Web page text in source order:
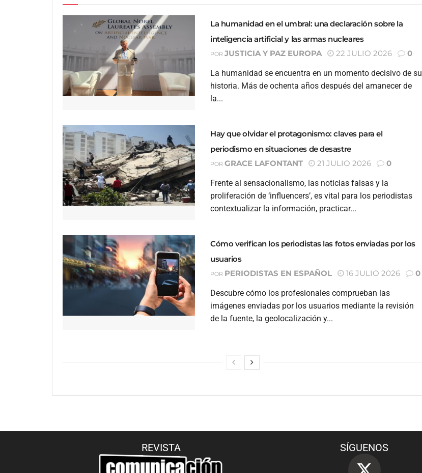
La humanidad en el umbral: una declaración sobre la
inteligencia artificial y las armas nucleares
POR JUSTICIA Y PAZ EUROPA 22 JULIO 2026 0
La humanidad se encuentra en un momento decisivo de su
historia. Más de ochenta años después del amanecer de
la...
Hay que olvidar el protagonismo: claves para el
periodismo en situaciones de desastre
POR GRACE LAFONTANT 21 JULIO 2026 0
Frente al sensacionalismo, las noticias falsas y la
proliferación de ‘influencers’, es vital para los periodistas
contextualizar la información, practicar...
Cómo verifican los periodistas las fotos enviadas por los
usuarios
POR PERIODISTAS EN ESPAÑOL 16 JULIO 2026 0
Descubre cómo los profesionales comprueban las
imágenes enviadas por los usuarios mediante la revisión
de la fuente, la geolocalización y...
REVISTA SÍGUENOS